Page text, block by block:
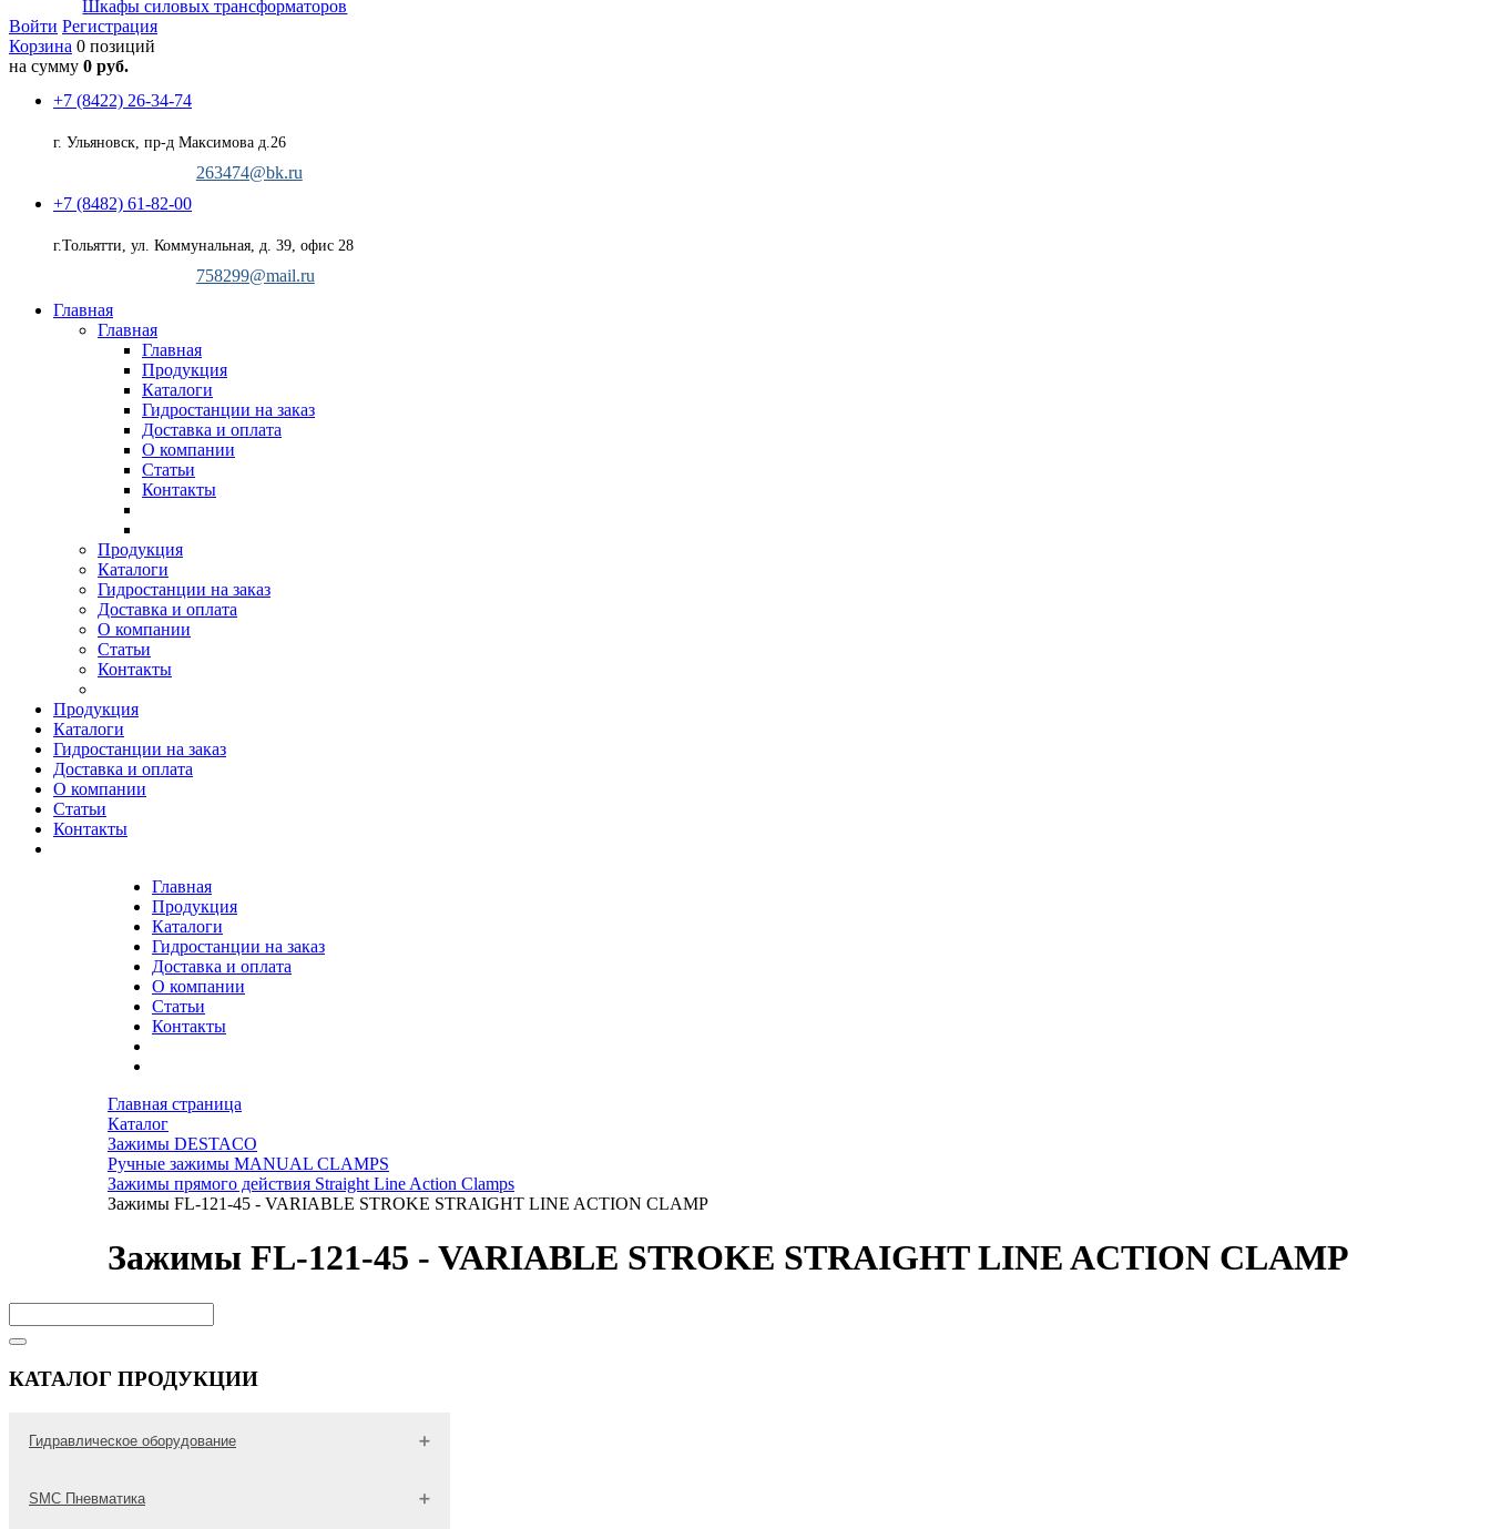
Шкафы силовых трансформаторов
Войти Регистрация
Корзина 0 позиций
на сумму 0 руб.
+7 (8422) 26-34-74
г. Ульяновск, пр-д Максимова д.26
263474@bk.ru
+7 (8482) 61-82-00
г.Тольятти, ул. Коммунальная, д. 39, офис 28
758299@mail.ru
Главная
Главная
Главная
Продукция
Каталоги
Гидростанции на заказ
Доставка и оплата
О компании
Статьи
Контакты
Продукция
Каталоги
Гидростанции на заказ
Доставка и оплата
О компании
Статьи
Контакты
Продукция
Каталоги
Гидростанции на заказ
Доставка и оплата
О компании
Статьи
Контакты
Главная
Продукция
Каталоги
Гидростанции на заказ
Доставка и оплата
О компании
Статьи
Контакты
Главная страница
Каталог
Зажимы DESTACO
Ручные зажимы MANUAL CLAMPS
Зажимы прямого действия Straight Line Action Clamps
Зажимы FL-121-45 - VARIABLE STROKE STRAIGHT LINE ACTION CLAMP
Зажимы FL-121-45 - VARIABLE STROKE STRAIGHT LINE ACTION CLAMP
КАТАЛОГ ПРОДУКЦИИ
Гидравлическое оборудование
Гидравлические трубы
SMC Пневматика